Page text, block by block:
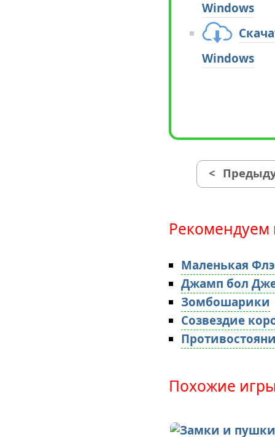
Windows
Windows
<
Рекомендуем
Маленькая
Джамп бол
Зомбошарики
Созвездие
Похожие